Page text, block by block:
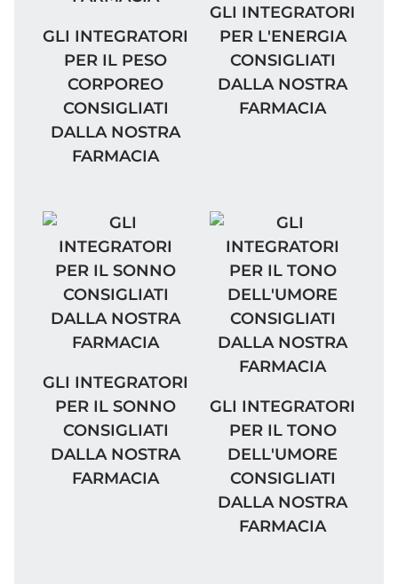
GLI INTEGRATORI PER IL PESO
GLI INTEGRATORI
PER IL PESO
CORPOREO
CONSIGLIATI
DALLA NOSTRA
FARMACIA
GLI INTEGRATORI
GLI INTEGRATORI
PER L'ENERGIA
CONSIGLIATI
DALLA NOSTRA
FARMACIA
GLI INTEGRATORI PER IL SONNO
GLI INTEGRATORI
PER IL SONNO
CONSIGLIATI
DALLA NOSTRA
FARMACIA
GLI INTEGRATORI
GLI INTEGRATORI
PER IL TONO
DELL'UMORE
CONSIGLIATI
DALLA NOSTRA
FARMACIA